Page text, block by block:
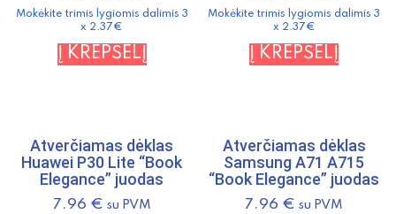
Mokėkite trimis lygiomis dalimis 3
x 2.37€
Į KREPŠELĮ
Mokėkite trimis lygiomis dalimis 3
x 2.37€
Į KREPŠELĮ
Atverčiamas dėklas
Huawei P30 Lite “Book
Elegance” juodas
7.96 € su PVM
Atverčiamas dėklas
Samsung A71 A715
“Book Elegance” juodas
7.96 € su PVM